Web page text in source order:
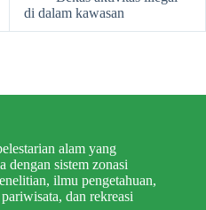
di dalam kawasan
alam yang
dengan sistem zonasi
ilmu pengetahuan,
dan rekreasi